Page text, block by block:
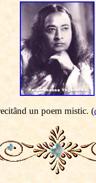
un poem mistic. (